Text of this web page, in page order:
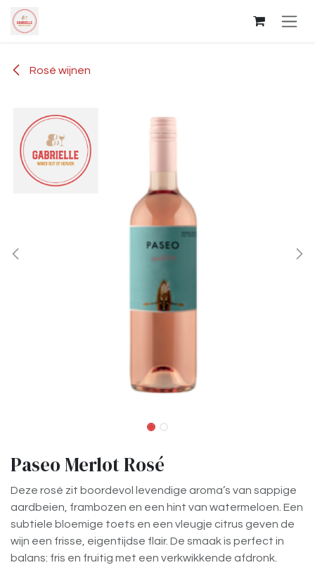
Overslaan naar inhoud
Rosé wijnen
Paseo Merlot Rosé
Deze rosé zit boordevol levendige aroma’s van sappige
aardbeien, frambozen en een hint van watermeloen. Een
subtiele bloemige toets en een vleugje citrus geven de
wijn een frisse, eigentijdse flair. De smaak is perfect in
balans: fris en fruitig met een verkwikkende afdronk.